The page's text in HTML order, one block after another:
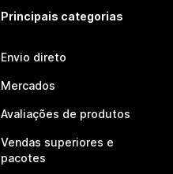
Principais categorias
Envio direto
Mercados
Avaliações de produtos
Vendas superiores e
pacotes